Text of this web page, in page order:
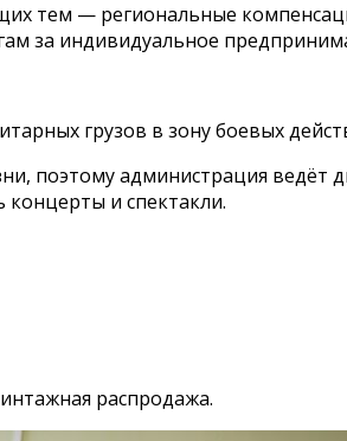
тем — региональные
за индивидуальное
грузов в зону боевых
поэтому администрация ведёт
и спектакли.
распродажа.